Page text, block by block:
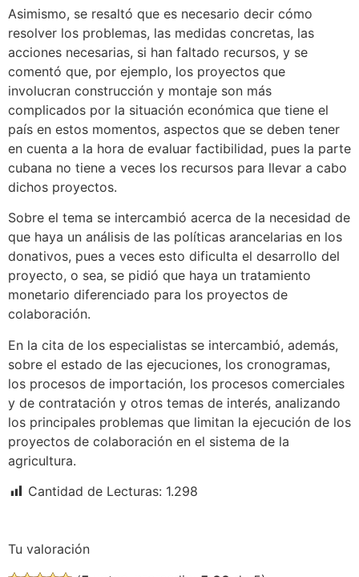
Asimismo, se resaltó que es necesario decir cómo
resolver los problemas, las medidas concretas, las
acciones necesarias, si han faltado recursos, y se
comentó que, por ejemplo, los proyectos que
involucran construcción y montaje son más
complicados por la situación económica que tiene el
país en estos momentos, aspectos que se deben tener
en cuenta a la hora de evaluar factibilidad, pues la parte
cubana no tiene a veces los recursos para llevar a cabo
dichos proyectos.
Sobre el tema se intercambió acerca de la necesidad de
que haya un análisis de las políticas arancelarias en los
donativos, pues a veces esto dificulta el desarrollo del
proyecto, o sea, se pidió que haya un tratamiento
monetario diferenciado para los proyectos de
colaboración.
En la cita de los especialistas se intercambió, además,
sobre el estado de las ejecuciones, los cronogramas,
los procesos de importación, los procesos comerciales
y de contratación y otros temas de interés, analizando
los principales problemas que limitan la ejecución de los
proyectos de colaboración en el sistema de la
agricultura.
Cantidad de Lecturas: 1.298
Tu valoración